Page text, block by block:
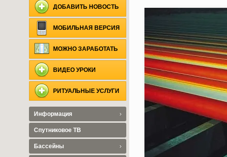
ДОБАВИТЬ НОВОСТЬ
МОБИЛЬНАЯ ВЕРСИЯ
МОЖНО ЗАРАБОТАТЬ
ВИДЕО УРОКИ
РИТУАЛЬНЫЕ УСЛУГИ
Информация
Спутниковое ТВ
Бассейны